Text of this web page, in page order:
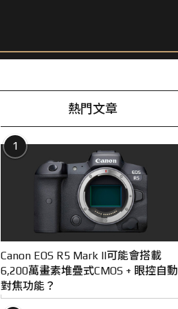
熱門文章
1
Canon EOS R5 Mark II可能會搭載
6,200萬畫素堆疊式CMOS + 眼控自動
對焦功能？